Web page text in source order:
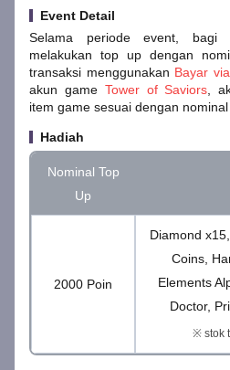
Event Detail
Selama periode event, bagi
melakukan top up dengan
transaksi menggunakan Bayar
akun game Tower of Saviors ,
item game sesuai dengan
Hadiah
Nominal Top
Up
2000 Poin
Diamond
Coins,
Elements
Doctor,
※ stok